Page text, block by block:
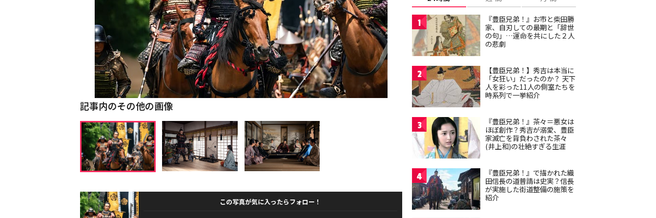
記事内のその他の画像
この写真が気に入ったらフォロー！
1
『豊臣兄弟！』お市と柴田勝
家、自刃しての最期と「辞世
の句」…運命を共にした２人
の悲劇
2
【豊臣兄弟！】秀吉は本当に
「女狂い」だったのか？ 天下
人を彩った11人の側室たちを
時系列で一挙紹介
3
『豊臣兄弟！』茶々＝悪女は
ほぼ創作？秀吉が溺愛、豊臣
家滅亡を背負わされた茶々
(井上和)の壮絶すぎる生涯
4
『豊臣兄弟！』で描かれた織
田信長の道普請は史実？信長
が実施した街道整備の施策を
紹介